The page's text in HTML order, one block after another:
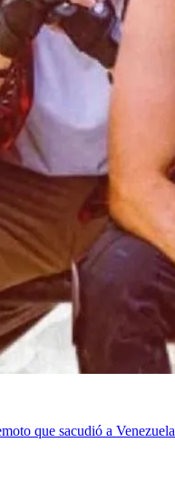
que sacudió a Venezuela